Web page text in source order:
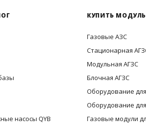
насосы QYB
КУПИТЬ МОДУЛЬ
Газовые АЗС
Стационарная
Модульная АГЗС
Блочная АГЗС
Оборудование
Оборудование
Газовые модули